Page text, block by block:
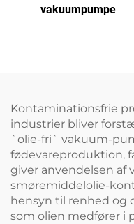
vakuumpumpe
Kontaminationsfrie
industrier bliver
`olie-fri` vakuum-
fødevareproduktion,
giver anvendelsen af
smøremiddelolie-
hensyn til renhed og
som olien medfører i